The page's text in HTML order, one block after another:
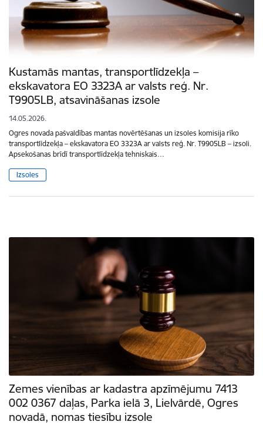
Kustamās mantas, transportlīdzekļa –
ekskavatora EO 3323A ar valsts reģ. Nr.
T9905LB, atsavināšanas izsole
14.05.2026.
Ogres novada pašvaldības mantas novērtēšanas un izsoles komisija rīko
transportlīdzekļa – ekskavatora EO 3323A ar valsts reģ. Nr. T9905LB – izsoli.
Apsekošanas brīdī transportlīdzekļa tehniskais…
Izsoles
Zemes vienības ar kadastra apzīmējumu 7413
002 0367 daļas, Parka ielā 3, Lielvārdē, Ogres
novadā, nomas tiesību izsole